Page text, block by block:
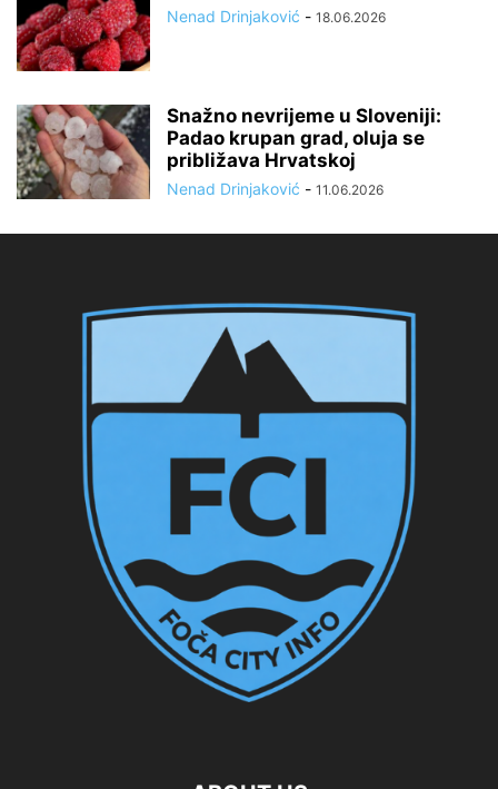
Nenad Drinjaković - 18.06.2026
Snažno nevrijeme u Sloveniji:
Padao krupan grad, oluja se
približava Hrvatskoj
Nenad Drinjaković - 11.06.2026